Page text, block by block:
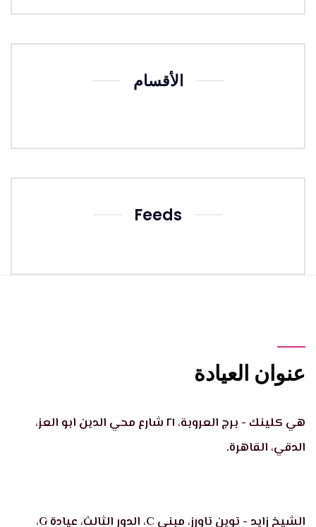
الأقسام
Feeds
عنوان العيادة
هي كلينك - برج العروبة، ٢١ شارع محي الدين ابو العز،
الدقي، القاهرة.
الشيخ زايد - توين تاورز، مبنى C، الدور الثالث، عيادة G،